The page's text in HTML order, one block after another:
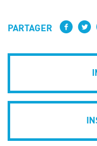
PARTAGER